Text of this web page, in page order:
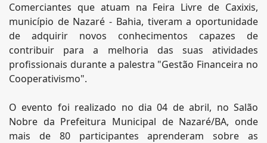
Comerciantes que atuam na Feira Livre de Caxixis,
município de Nazaré - Bahia, tiveram a oportunidade
de adquirir novos conhecimentos capazes de
contribuir para a melhoria das suas atividades
profissionais durante a palestra "Gestão Financeira no
Cooperativismo".
O evento foi realizado no dia 04 de abril, no Salão
Nobre da Prefeitura Municipal de Nazaré/BA, onde
mais de 80 participantes aprenderam sobre as